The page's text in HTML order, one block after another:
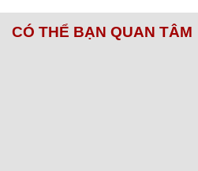
CÓ THỂ BẠN QUAN TÂM